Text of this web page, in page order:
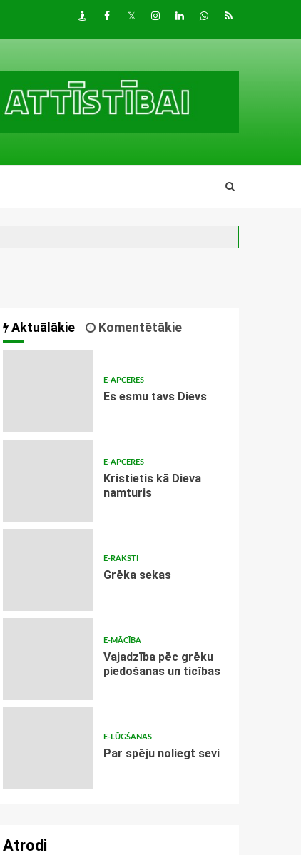
DraugiemFacebook
TwitterInstagram
LinkedInwhatsapp
RSS
Aktuālākie Komentētākie
E-APCERES
Es esmu tavs Dievs
E-APCERES
Kristietis kā Dieva
namturis
E-RAKSTI
Grēka sekas
E-MĀCĪBA
Vajadzība pēc grēku
piedošanas un ticības
E-LŪGŠANAS
Par spēju noliegt sevi
Atrodi